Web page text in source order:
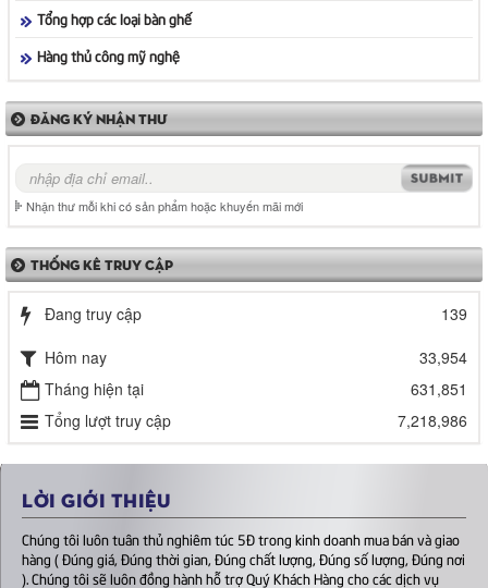
Tổng hợp các loại bàn ghế
Hàng thủ công mỹ nghệ
ĐĂNG KÝ NHẬN THƯ
Nhận thư mỗi khi có sản phẩm hoặc khuyến mãi mới
THỐNG KÊ TRUY CẬP
Đang truy cập
139
Hôm nay
33,954
Tháng hiện tại
631,851
Tổng lượt truy cập
7,218,986
LỜI GIỚI THIỆU
Chúng tôi luôn tuân thủ nghiêm túc 5Đ trong kinh doanh mua bán và giao
hàng ( Đúng giá, Đúng thời gian, Đúng chất lượng, Đúng số lượng, Đúng nơi
). Chúng tôi sẽ luôn đồng hành hỗ trợ Quý Khách Hàng cho các dịch vụ